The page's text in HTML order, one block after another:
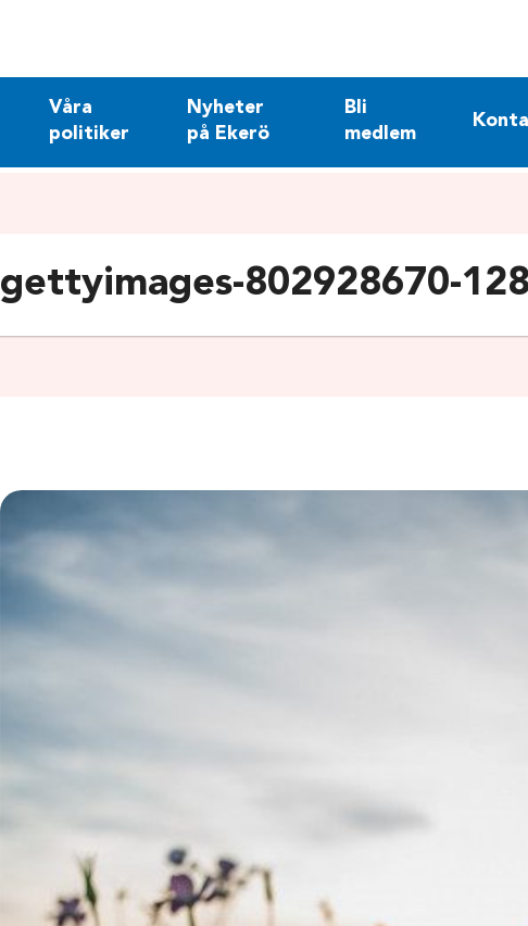
Våra
politiker
Nyheter
på Ekerö
Bli
medlem
gettyimages-802928670-